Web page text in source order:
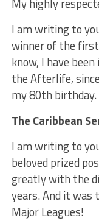
My highly
I am writing to
winner of the first
know, I have
the Afterlife,
my 80th birthday.
The Caribbean
I am writing to
beloved prized
greatly with the
years. And it was
Major Leagues!